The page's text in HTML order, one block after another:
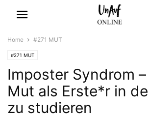
Home #271 MUT
#271 MUT
Imposter Syndrom
Mut als Erste*r in
zu studieren